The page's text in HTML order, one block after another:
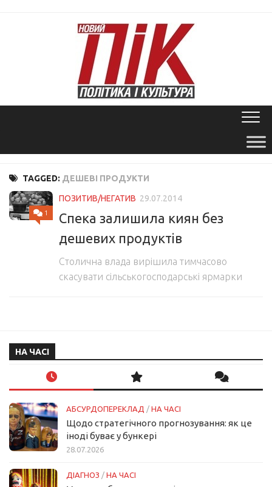
TAGGED: ДЕШЕВІ ПРОДУКТИ
1
ПОЗИТИВ/НЕГАТИВ 29.07.2014
Спека залишила киян без
дешевих продуктів
Столична влада вирішила тимчасово
скасувати сільськогосподарські ярмарки
НА ЧАСІ
АБСУРДОПЕРЕКЛАД / НА ЧАСІ
Щодо стратегічного прогнозування: як це
іноді буває у бункері
28.07.2026
ДІАГНОЗ / НА ЧАСІ